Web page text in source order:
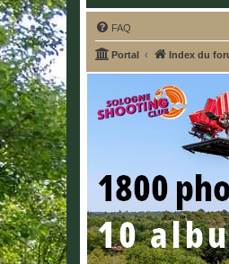
FAQ
Portal Index du